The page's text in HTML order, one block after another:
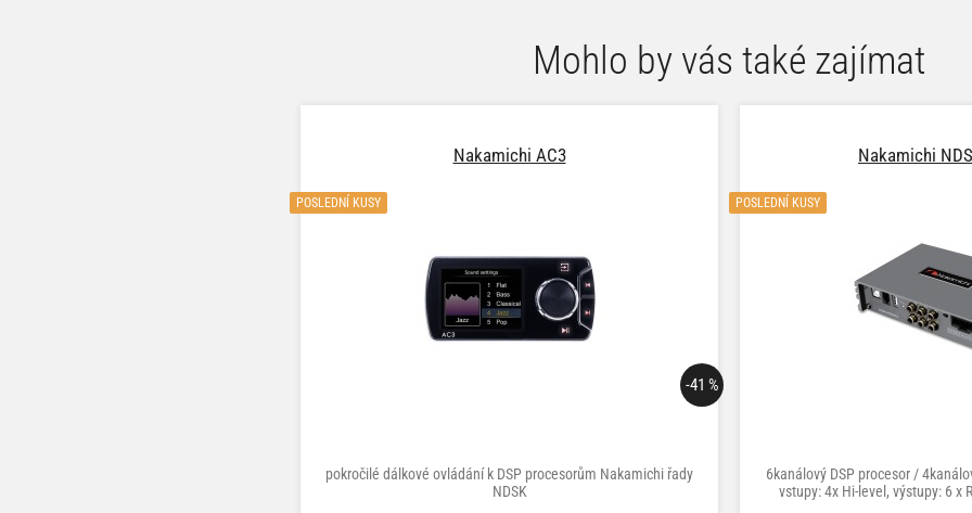
Mohlo by vás také zajímat
Nakamichi AC3
-41 %
POSLEDNÍ KUSY
pokročilé dálkové ovládání k DSP procesorům Nakamichi řady
NDSK
Nakamichi
POSLEDNÍ KUSY
6kanálový DSP procesor /
vstupy: 4x Hi-level, výstupy: 6 x